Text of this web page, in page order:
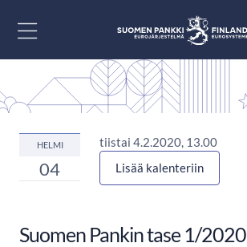
HELMI
04
tiistai 4.2.2020, 13.00
Lisää kalenteriin
Suomen Pankin tase 1/2020